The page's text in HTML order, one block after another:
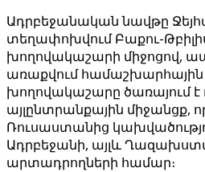
Ադրբեջանական նավթը
տեղափոխվում Բաքու-
խողովակաշարի միջոցով,
առաքվում համաշխարհային
խողովակաշարը ծառայում է
այլընտրանքային միջանցք,
Ռուսաստանից
Ադրբեջանի, այլև
արտադրողների համար։